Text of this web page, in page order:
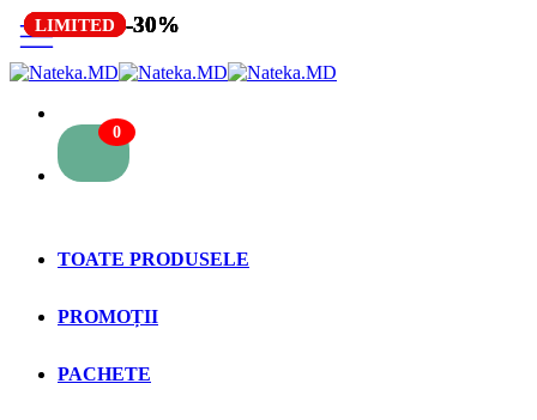
0
TOATE PRODUSELE
PROMOȚII
PACHETE
-30%
LIMITED -30%
LIMITED -30%
LIMITED -30%
LIMITED -30%
LIMITED